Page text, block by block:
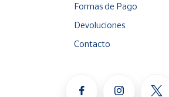
Formas de Pago
Devoluciones
Contacto